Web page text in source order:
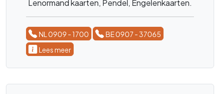
Lenormand kaarten, Pendel, Engelenkaarten.
NL 0909 - 1700
BE 0907 - 37065
Lees meer